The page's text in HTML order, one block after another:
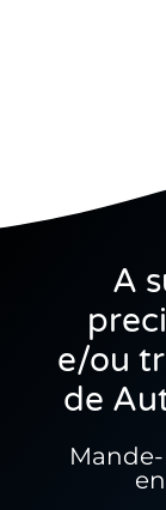
A
e/ou
de